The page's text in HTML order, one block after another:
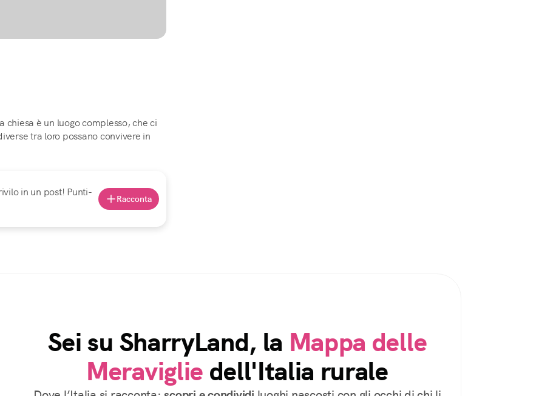
è un luogo complesso, che ci
tra loro possano convivere in
in un post! Punti-
Racconta
Sei su SharryLand, la Mappa delle
Meraviglie dell'Italia rurale